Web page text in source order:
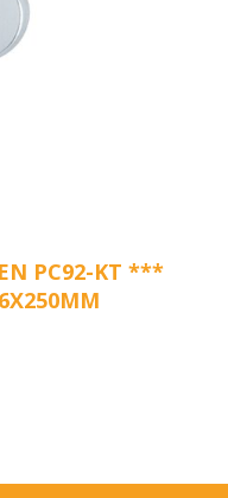
PC92-KT ***